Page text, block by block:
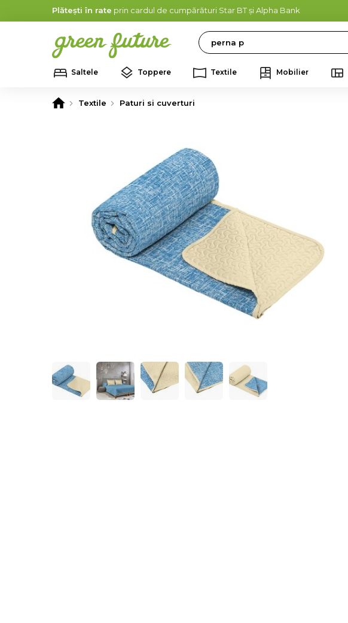
Plătești în rate prin cardul de cumpărături Star BT și Alpha Bank
Search
Saltele Toppere Textile Mobilier
Textile Paturi si cuverturi